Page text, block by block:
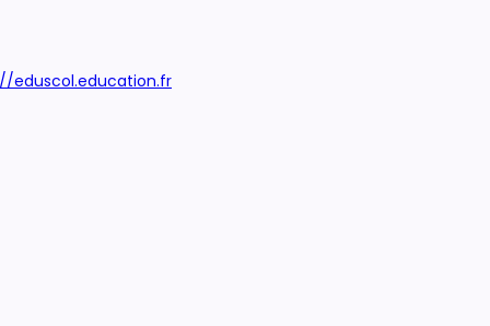
eduscol.education.fr